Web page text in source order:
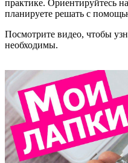
практике. Ориентируйтесь
планируете решать с
Посмотрите видео, чтобы
необходимы.